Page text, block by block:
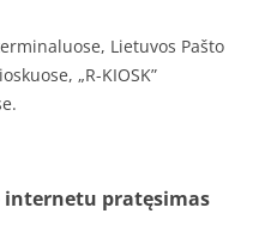
Lietuvos Pašto
„R-KIOSK”
pratęsimas